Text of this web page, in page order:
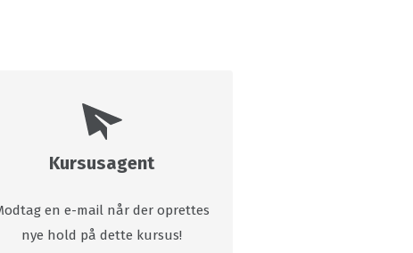
Kursusagent
en e-mail når der oprettes
nye hold på dette kursus!